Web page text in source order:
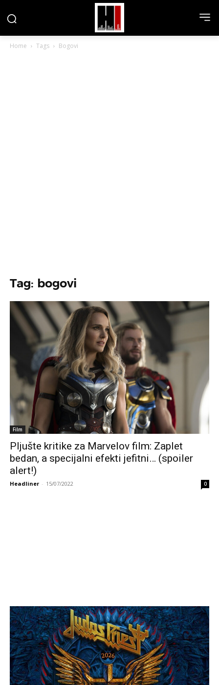
Home Tags Bogovi
Tag: bogovi
Film
Pljušte kritike za Marvelov film: Zaplet
bedan, a specijalni efekti jefitni… (spoiler
alert!)
Headliner - 15/07/2022 0